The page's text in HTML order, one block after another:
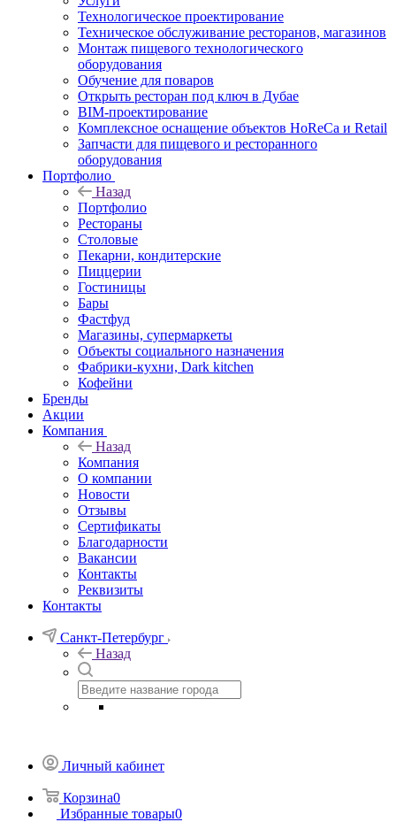
Технологическое проектирование
Техническое обслуживание ресторанов, магазинов
Монтаж пищевого технологического
оборудования
Обучение для поваров
Открыть ресторан под ключ в Дубае
BIM-проектирование
Комплексное оснащение объектов HoReCa и Retail
Запчасти для пищевого и ресторанного
оборудования
Портфолио
Назад
Портфолио
Рестораны
Столовые
Пекарни, кондитерские
Пиццерии
Гостиницы
Бары
Фастфуд
Магазины, супермаркеты
Объекты социального назначения
Фабрики-кухни, Dark kitchen
Кофейни
Бренды
Акции
Компания
Назад
Компания
О компании
Новости
Отзывы
Сертификаты
Благодарности
Вакансии
Контакты
Реквизиты
Контакты
Санкт-Петербург
Назад
Личный кабинет
Корзина0
Избранные товары0